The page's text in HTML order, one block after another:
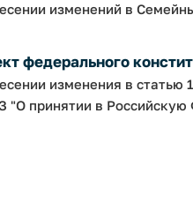
изменений в
федерального
изменения в статью
"О принятии в